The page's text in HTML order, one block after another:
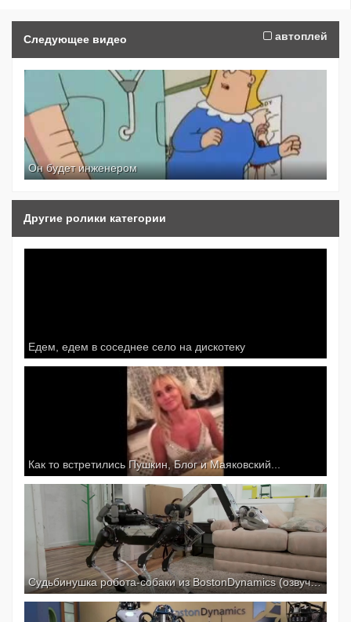
Следующее видео автоплей
Он будет инженером
Другие ролики категории
Едем, едем в соседнее село на дискотеку
Как то встретились Пушкин, Блог и Маяковский...
Судьбинушка робота-собаки из BostonDynamics (озвучка , много мата)